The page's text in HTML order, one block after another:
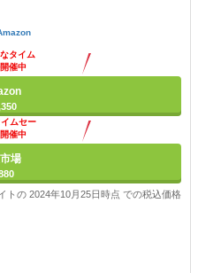
タイム
催中
ムセー
催中
場
トの 2024年10月25日時点 での税込価格